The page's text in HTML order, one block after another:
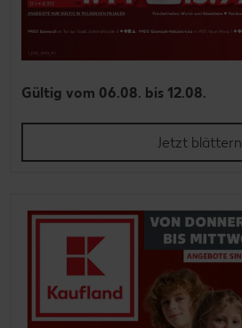
Gültig vom 06.08. bis 12.08.
Jetzt blättern